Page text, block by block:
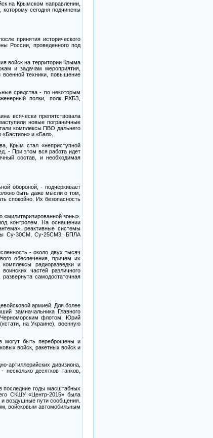
на Крымском направлении,
которому сегодня подчинены
принятия исторического
России, проведенного под
войск на территории Крыма
и задачам мероприятия,
техники, повышение
средства - по некоторым
полки, полк РХБЗ,
всячески препятствовала
новые пограничные
комплексы ПВО дальнего
и «Бал».
Крым стал «неприступной
- При этом вся работа идет
состав, и необходимая
обороной, - подчеркивает
быть даже мысли о том,
спокойно. Их безопасность
«милитаризированной зоны».
контролем. На оснащении
реактивные системы
Су-30СМ, Су-25СМ3, БПЛА
- около двух тысяч
обеспечения, причем их
радиоразведки и
частей различного
самодостаточная
армией. Для более
замначальника Главного
Черноморским флотом. Юрий
на Украине), военную
могут быть переброшены и
войск, ракетных войск и
артиллерийских дивизиона,
десятков танков,
последние годы масштабных
СКШУ «Центр-2015» была
и воздушные пути сообщения.
войсковым автомобильным